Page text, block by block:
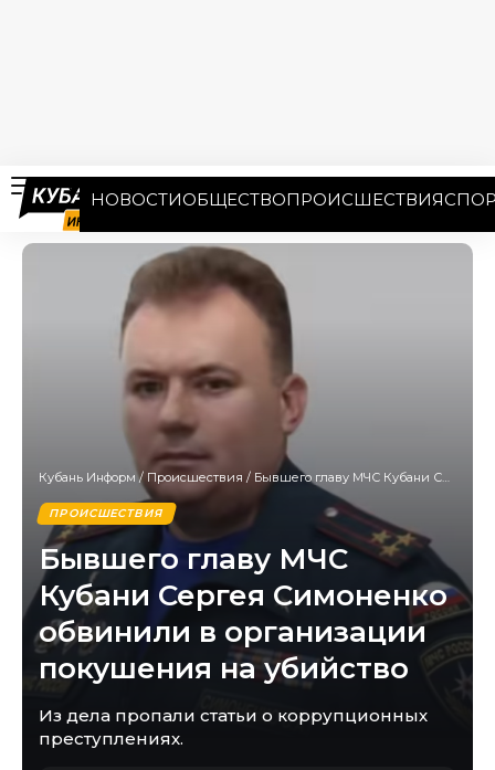
НОВОСТИОБЩЕСТВОПРОИСШЕСТВИЯ
Кубань Информ/ Происшествия / Бывшего главу МЧС Кубани Сергея Симоненко обвинили в организации покушения на убийство
ПРОИСШЕСТВИЯ
Бывшего главу МЧС
Кубани Сергея Симоненко
обвинили в организации
покушения на убийство
Из дела пропали статьи о коррупционных
преступлениях.